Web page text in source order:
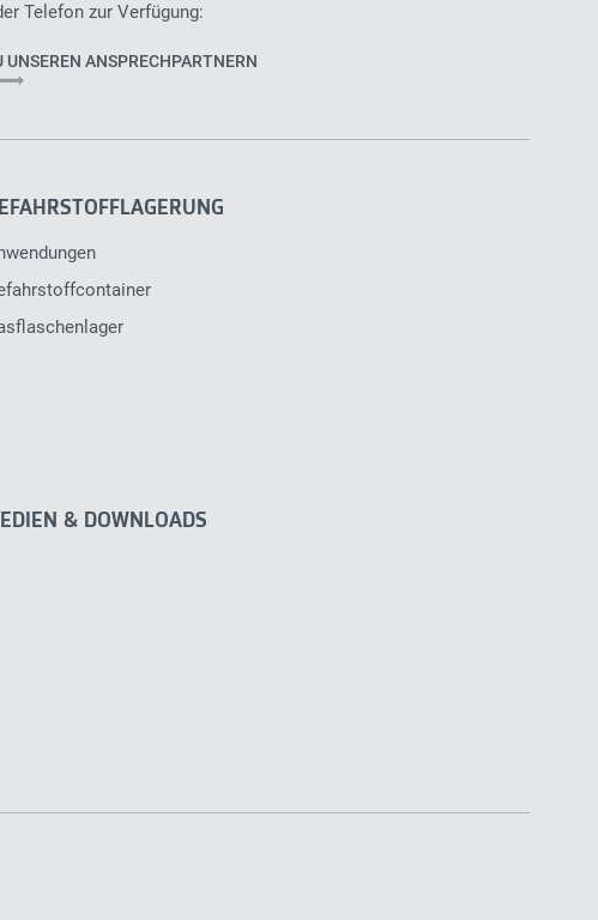
Telefon zur Verfügung:
UNSEREN ANSPRECHPARTNERN
& DOWNLOADS